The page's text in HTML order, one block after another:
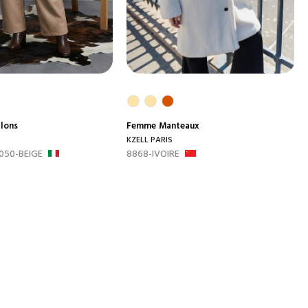
BEIGE
Femme Manteaux
KZELL PARIS
8868-IVOIRE